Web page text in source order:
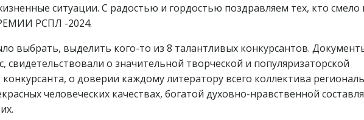
ситуации. С радостью и гордостью поздравляем тех, кто смело
РСПЛ -2024.
выбрать, выделить кого-то из 8 талантливых конкурсантов.
свидетельствовали о значительной творческой и популяризаторской
о доверии каждому литератору всего коллектива
человеческих качествах, богатой духовно-нравственной